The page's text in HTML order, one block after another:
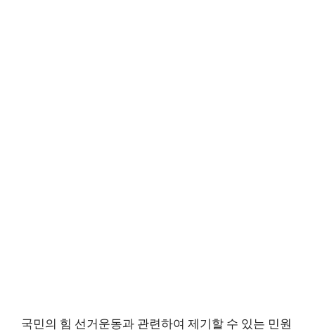
국민의 힘 선거운동과 관련하여 제기할 수 있는 민원